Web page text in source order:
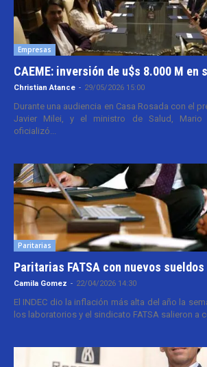
Empresas
CAEME: inversión de u$s 8.000 M en
Christian Atance - 29/05/2026 15:00
Durante una audiencia en Casa Rosada con el
Javier Milei, y el ministro de Salud, Mario
oficializó...
Paritarias
Paritarias FATSA con nuevos sueldos
Camila Gomez - 22/04/2026 14:30
El INDEC dio la inflación más alta del año la
los laboratorios y el sindicato FATSA salieron a